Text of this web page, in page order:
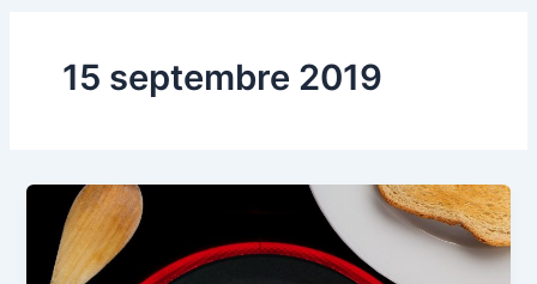
15 septembre 2019